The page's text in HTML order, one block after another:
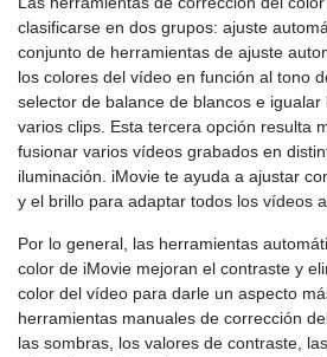
clasificarse en dos grupos: ajuste
conjunto de herramientas de ajuste
los colores del vídeo en función al tono
selector de balance de blancos e igualar
varios clips. Esta tercera opción resulta
fusionar varios vídeos grabados en
iluminación. iMovie te ayuda a ajustar
y el brillo para adaptar todos los vídeos
Por lo general, las herramientas
color de iMovie mejoran el contraste y
color del vídeo para darle un aspecto
herramientas manuales de corrección
las sombras, los valores de contraste,